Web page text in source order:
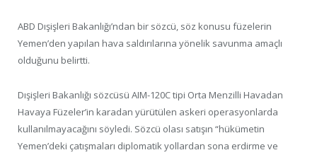
ABD Dışişleri Bakanlığı’ndan bir sözcü, söz konusu füzelerin
Yemen’den yapılan hava saldırılarına yönelik savunma amaçlı
olduğunu belirtti.
Dışişleri Bakanlığı sözcüsü AIM-120C tipi Orta Menzilli Havadan
Havaya Füzeler’in karadan yürütülen askeri operasyonlarda
kullanılmayacağını söyledi. Sözcü olası satışın “hükümetin
Yemen’deki çatışmaları diplomatik yollardan sona erdirme ve